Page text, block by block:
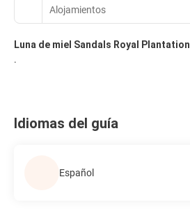
Alojamientos
Luna de miel Sandals Royal Plantation
.
Idiomas del guía
Español